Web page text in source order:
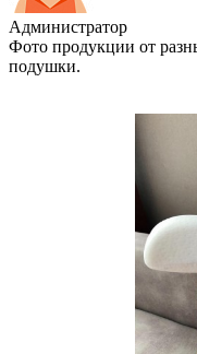
Администратор
Фото продукции от
подушки.